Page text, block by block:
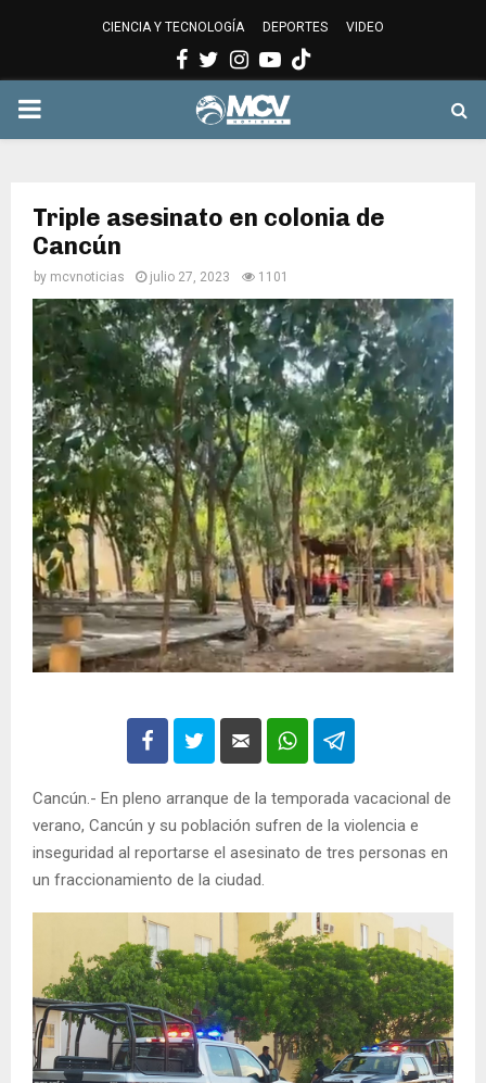
CIENCIA Y TECNOLOGÍA DEPORTES VIDEO
Facebook
Twitter
Instagram
Youtube
PRIMARY
Triple asesinato en colonia de
Cancún
by mcvnoticias julio 27, 2023 1101
Cancún.- En pleno arranque de la temporada vacacional de
verano, Cancún y su población sufren de la violencia e
inseguridad al reportarse el asesinato de tres personas en
un fraccionamiento de la ciudad.